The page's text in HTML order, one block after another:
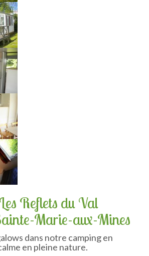
Reflets du Val
Marie-aux-Mines
dans notre camping en
en pleine nature.